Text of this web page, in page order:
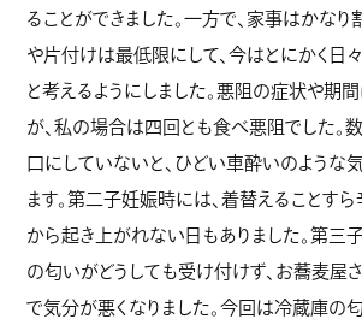
ることができました。一方で、家事はかなり
や片付けは最低限にして、今はとにかく日
と考えるようにしました。悪阻の症状や期
が、私の場合は四回とも食べ悪阻でした。
口にしていないと、ひどい車酔いのような
ます。第二子妊娠時には、着替えることすら
から起き上がれない日もありました。第三
の匂いがどうしても受け付けず、お蕎麦屋
で気分が悪くなりました。今回は冷蔵庫の